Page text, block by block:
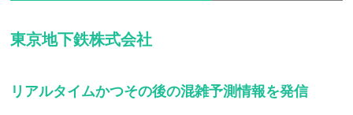
東京地下鉄株式会社
リアルタイムかつその後の混雑予測情報を発信